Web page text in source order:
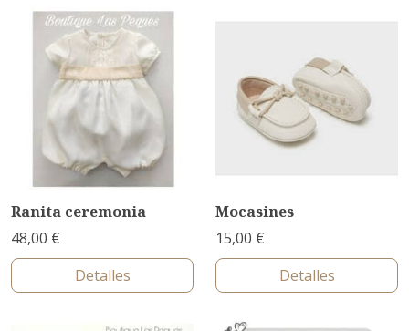
Ranita ceremonia
48,00 €
Detalles
Mocasines
15,00 €
Detalles